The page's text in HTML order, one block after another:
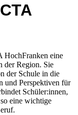
HochFranken eine
der Region. Sie
der Schule in die
und Perspektiven für
Schüler:innen,
eine wichtige